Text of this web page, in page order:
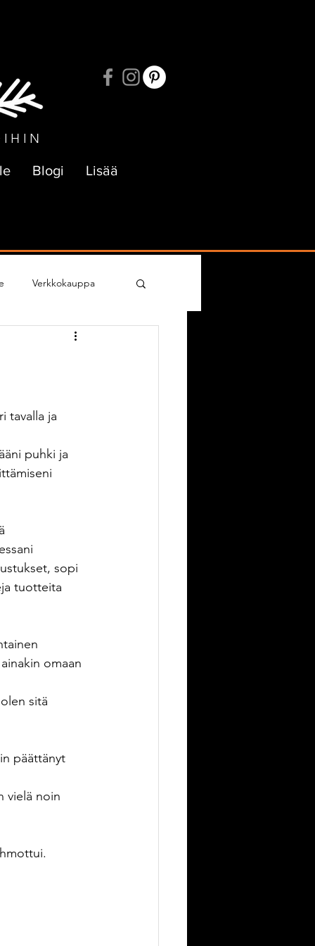
Blogi Lisää
Verkkokauppa
tavalla ja
puhki ja
sopi
tuotteita
omaan
sitä
päättänyt
vielä noin